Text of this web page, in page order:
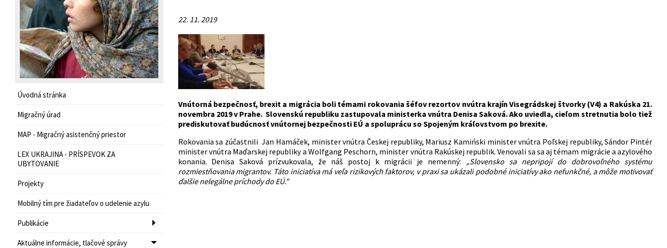
Úvodná stránka
Migračný úrad
MAP - Migračný asistenčný priestor
LEX UKRAJINA - PRÍSPEVOK ZA
UBYTOVANIE
Projekty
Mobilný tím pre žiadateľov o udelenie azylu
Publikácie
Aktuálne informácie, tlačové správy
22. 11. 2019
Vnútorná bezpečnosť, brexit a migrácia boli témami rokovania šéfov rezortov nvútra krajín Visegrádskej štvorky (V4) a Rakúska 21.
novembra 2019 v Prahe. Slovenskú republiku zastupovala ministerka vnútra Denisa Saková.Ako uviedla, cieľom stretnutia bolo tiež
prediskutovať budúcnosť vnútornej bezpečnosti EÚ a spoluprácu so Spojeným kráľovstvom po brexite.
Rokovania sa zúčastnili Jan Hamáček, minister vnútra Českej republiky, Mariusz Kamiński minister vnútra Poľskej republiky, Sándor Pintér
minister vnútra Maďarskej republiky a Wolfgang Peschorn, minister vnútra Rakúskej republik. Venovali sa sa aj témam migrácie a azylového
konania. Denisa Saková prízvukovala, že náš postoj k migrácii je nemenný: „Slovensko sa nepripojí do dobrovoľného systému
rozmiestňovania migrantov. Táto iniciatíva má veľa rizikových faktorov, v praxi sa ukázali podobné iniciatívy ako nefunkčné, a môže motivovať
ďalšie nelegálne príchody do EÚ."